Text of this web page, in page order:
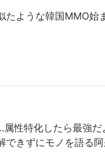
たような韓国MMO始
性特化したら最強だ
できずにモノを語る